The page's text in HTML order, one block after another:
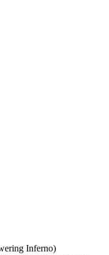
Inferno)